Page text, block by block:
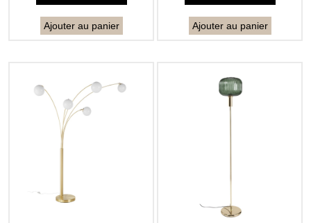
Ajouter au panier Ajouter au panier